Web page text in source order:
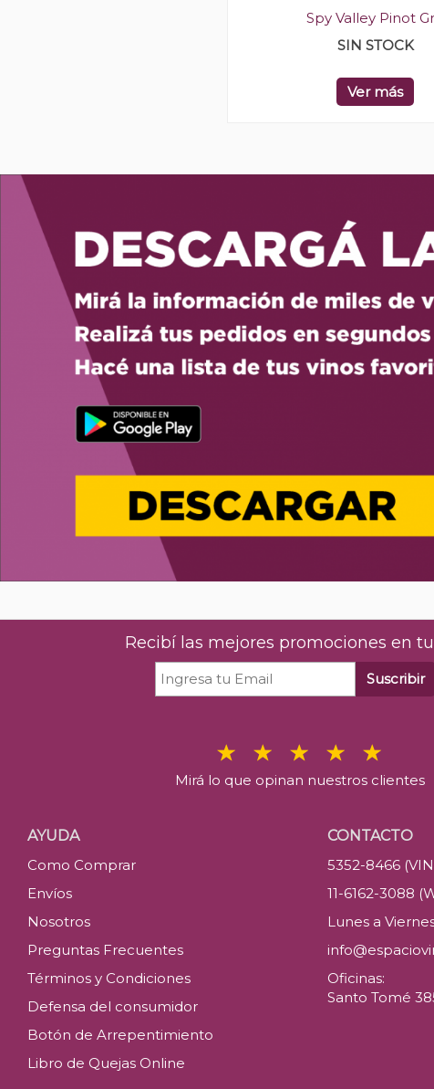
Spy Valley Pinot
SIN STOCK
Ver más
Recibí las mejores promociones en
Suscribir
Mirá lo que opinan nuestros clientes
AYUDA
Como Comprar
Envíos
Nosotros
Preguntas Frecuentes
Términos y Condiciones
Defensa del consumidor
Botón de Arrepentimiento
Libro de Quejas Online
CONTACTO
5352-8466
11-6162-3088
Lunes a
Oficinas:
Santo Tomé